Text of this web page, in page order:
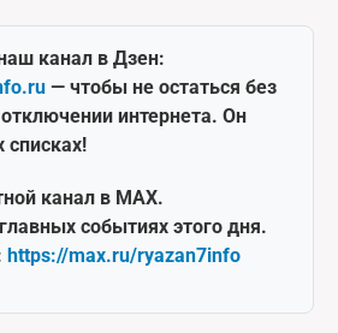
канал в Дзен:
— чтобы не остаться без
интернета. Он
списках!
канал в MAX.
событиях этого дня.
https://max.ru/ryazan7info